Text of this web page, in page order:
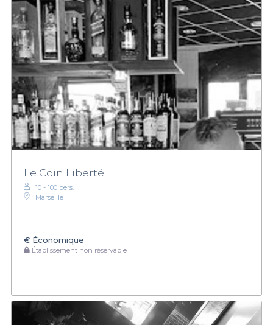
Le Coin Liberté
10 - 100 pers.
Marseille
€ Économique
Établissement non réservable